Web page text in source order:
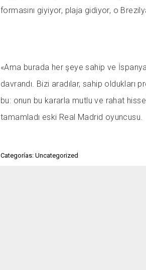
formasını giyiyor, plaja gidiyor, o
«Ama burada her şeye sahip ve
davrandı. Bizi aradılar, sahip oldukları
bu: onun bu kararla mutlu ve rahat
tamamladı eski Real Madrid oyuncusu.
Categorías: Uncategorized